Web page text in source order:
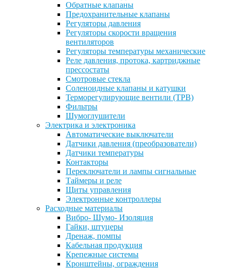
Обратные клапаны
Предохранительные клапаны
Регуляторы давления
Регуляторы скорости вращения
вентиляторов
Регуляторы температуры механические
Реле давления, протока, картриджные
прессостаты
Смотровые стекла
Соленоидные клапаны и катушки
Терморегулирующие вентили (ТРВ)
Фильтры
Шумоглушители
Электрика и электроника
Автоматические выключатели
Датчики давления (преобразователи)
Датчики температуры
Контакторы
Переключатели и лампы сигнальные
Таймеры и реле
Щиты управления
Электронные контроллеры
Расходные материалы
Вибро- Шумо- Изоляция
Гайки, штуцеры
Дренаж, помпы
Кабельная продукция
Крепежные системы
Кронштейны, ограждения